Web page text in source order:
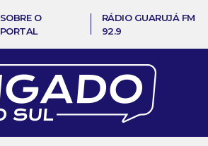
SOBRE O
PORTAL
RÁDIO GUARUJÁ FM
92.9